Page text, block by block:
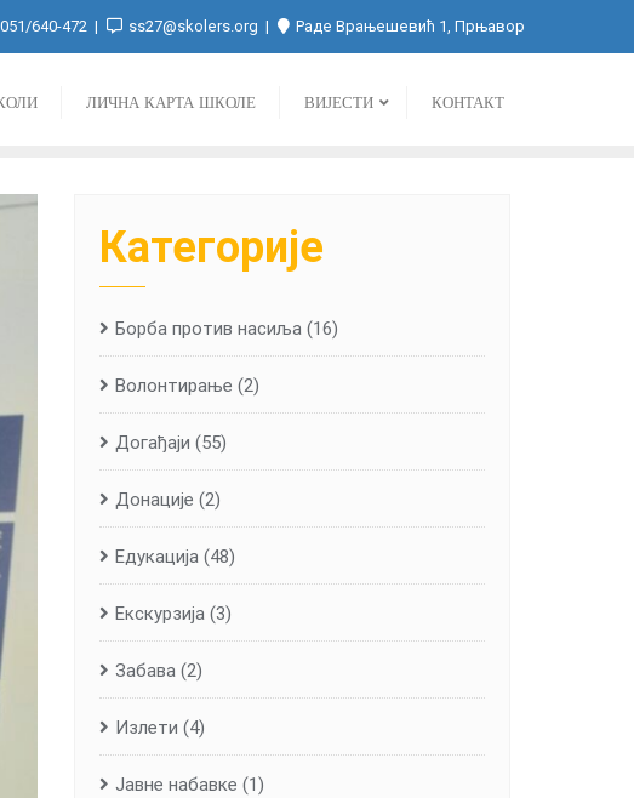
640-472 ss27@skolers.org Раде Врањешевић 1, Прњавор
ЛИЧНА КАРТА ШКОЛЕ ВИЈЕСТИ КОНТАКТ
Категорије
Борба против насиља (16)
Волонтирање (2)
Догађаји (55)
Донације (2)
Едукација (48)
Екскурзија (3)
Забава (2)
Излети (4)
Јавне набавке (1)